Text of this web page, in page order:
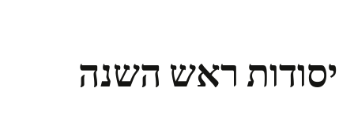
יסודות ראש השנה